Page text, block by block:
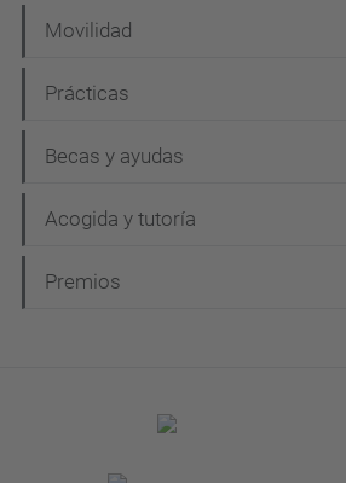
Movilidad
Prácticas
Becas y ayudas
Acogida y tutoría
Premios